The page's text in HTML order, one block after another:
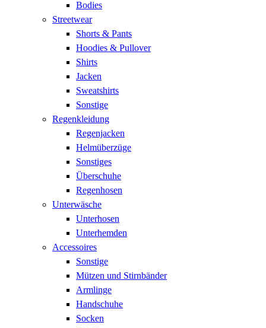
Bodies
Streetwear
Shorts & Pants
Hoodies & Pullover
Shirts
Jacken
Sweatshirts
Sonstige
Regenkleidung
Regenjacken
Helmüberzüge
Sonstiges
Überschuhe
Regenhosen
Unterwäsche
Unterhosen
Unterhemden
Accessoires
Sonstige
Mützen und Stirnbänder
Armlinge
Handschuhe
Socken